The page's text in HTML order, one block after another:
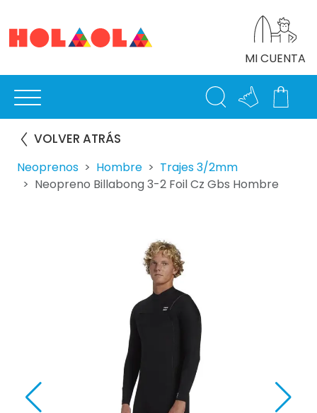
MI CUENTA
VOLVER ATRÁS
Neoprenos Hombre
Trajes 3/2mm
Neopreno Billabong 3-2 Foil Cz Gbs Hombre